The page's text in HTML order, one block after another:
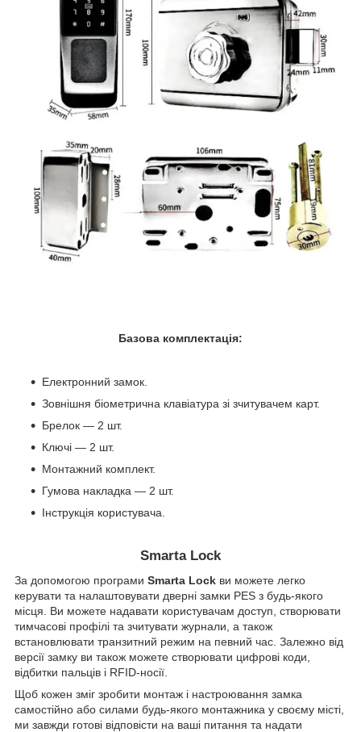
Базова комплектація:
Електронний замок.
Зовнішня біометрична клавіатура зі зчитувачем карт.
Брелок — 2 шт.
Ключі — 2 шт.
Монтажний комплект.
Гумова накладка — 2 шт.
Інструкція користувача.
Smarta Lock
За допомогою програми Smarta Lock ви можете легко
керувати та налаштовувати дверні замки PES з будь-якого
місця. Ви можете надавати користувачам доступ, створювати
тимчасові профілі та зчитувати журнали, а також
встановлювати транзитний режим на певний час. Залежно від
версії замку ви також можете створювати цифрові коди,
відбитки пальців і RFID-носії.
Щоб кожен зміг зробити монтаж і настроювання замка
самостійно або силами будь-якого монтажника у своєму місті,
ми завжди готові відповісти на ваші питання та надати